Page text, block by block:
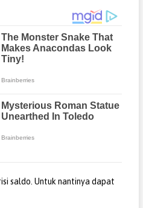
saldo. Untuk nantinya dapat